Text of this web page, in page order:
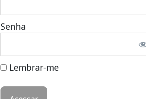
Senha
Lembrar-me